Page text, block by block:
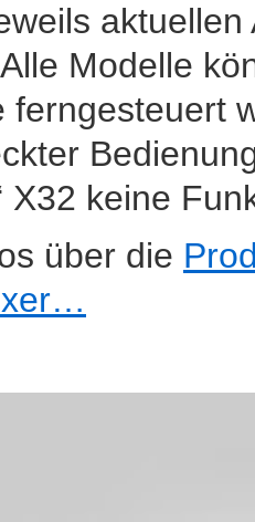
Modelle
ferngesteuert
X32 keine
über die